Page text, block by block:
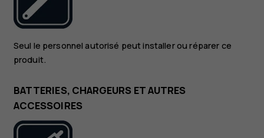
Seul le personnel autorisé peut installer ou réparer ce
produit.
BATTERIES, CHARGEURS ET AUTRES
ACCESSOIRES